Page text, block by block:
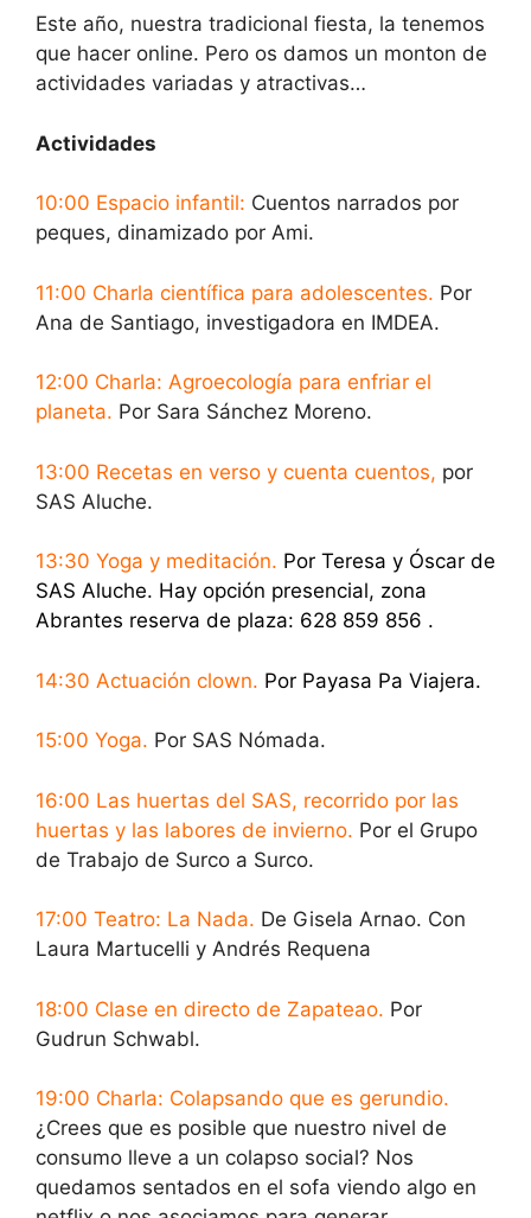
Este año, nuestra tradicional fiesta, la tenemos
que hacer online. Pero os damos un monton de
actividades variadas y atractivas…
Actividades
10:00 Espacio infantil: Cuentos narrados por
peques, dinamizado por Ami.
11:00 Charla científica para adolescentes. Por
Ana de Santiago, investigadora en IMDEA.
12:00 Charla: Agroecología para enfriar el
planeta. Por Sara Sánchez Moreno.
13:00 Recetas en verso y cuenta cuentos, por
SAS Aluche.
13:30 Yoga y meditación. Por Teresa y Óscar de
SAS Aluche. Hay opción presencial, zona
Abrantes reserva de plaza: 628 859 856 .
14:30 Actuación clown. Por Payasa Pa Viajera.
15:00 Yoga. Por SAS Nómada.
16:00 Las huertas del SAS, recorrido por las
huertas y las labores de invierno. Por el Grupo
de Trabajo de Surco a Surco.
17:00 Teatro: La Nada. De Gisela Arnao. Con
Laura Martucelli y Andrés Requena
18:00 Clase en directo de Zapateao. Por
Gudrun Schwabl.
19:00 Charla: Colapsando que es gerundio.
¿Crees que es posible que nuestro nivel de
consumo lleve a un colapso social? Nos
quedamos sentados en el sofa viendo algo en